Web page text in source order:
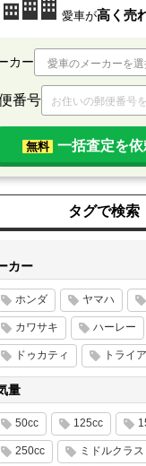
愛車が高く売
カー
番号
無料 一括査定を依
タグで検索
カー
ホンダ ヤマハ
カワサキ ハーレー
ドゥカティ トライ
量
50cc 125cc
250cc ミドルクラス